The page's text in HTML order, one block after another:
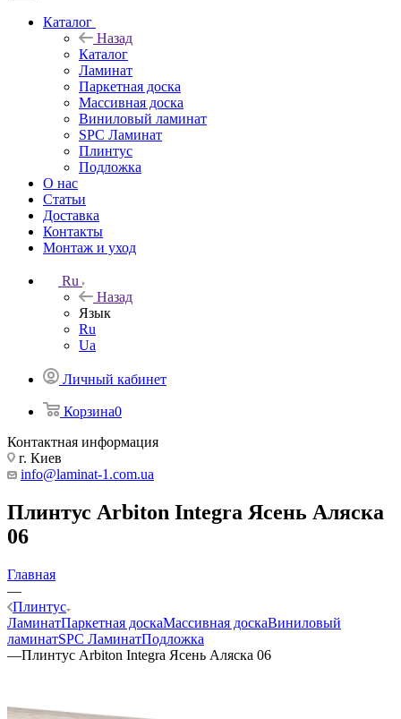
Каталог
Назад
Каталог
Ламинат
Паркетная доска
Массивная доска
Виниловый ламинат
SPC Ламинат
Плинтус
Подложка
О нас
Статьи
Доставка
Контакты
Монтаж и уход
Ru
Назад
Язык
Ru
Ua
Личный кабинет
Корзина0
Контактная информация
г. Киев
info@laminat-1.com.ua
Плинтус Arbiton Integra Ясень Аляска
06
Главная
—
Плинтус
ЛаминатПаркетная доскаМассивная доскаВиниловый
ламинатSPC ЛаминатПодложка
—Плинтус Arbiton Integra Ясень Аляска 06